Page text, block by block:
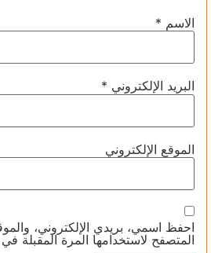
الاسم *
البريد الإلكتروني *
الموقع الإلكتروني
احفظ اسمي، بريدي الإلكتروني،
المتصفح لاستخدامها المرة المقبلة